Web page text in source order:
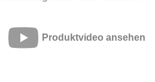
Produktvideo ansehen